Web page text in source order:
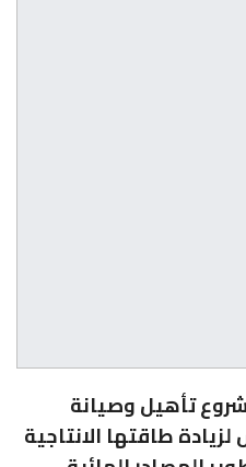
تأهيل وصيانة
طاقتها الانتاجية